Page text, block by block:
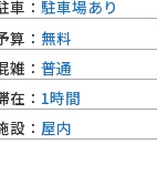
車： 駐車場あり
算： 無料
雑： 普通
在： 1時間
設： 屋内